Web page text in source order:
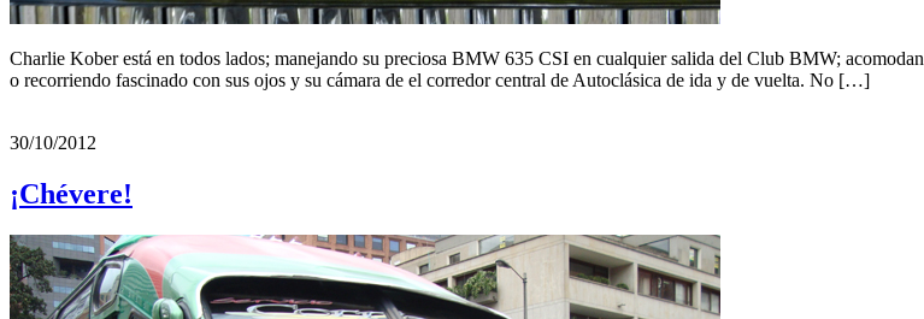
Charlie Kober está en todos lados; manejando su preciosa BMW 635 CSI en cualquier salida del Club BMW;
o recorriendo fascinado con sus ojos y su cámara de el corredor central de Autoclásica de ida y de vuelta. No […]
30/10/2012
¡Chévere!